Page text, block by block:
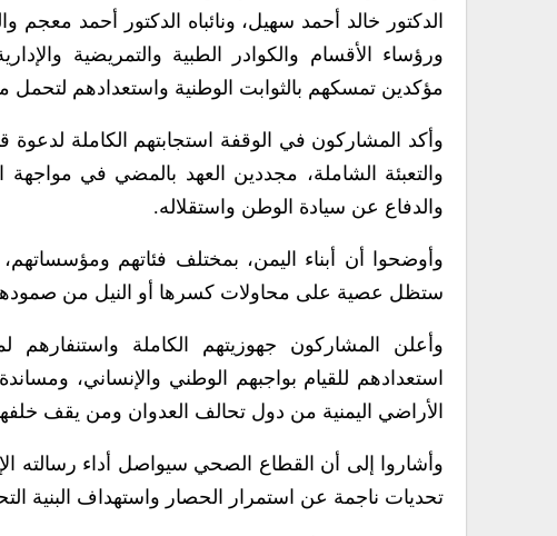
الدكتور خالد أحمد سهيل، ونائباه الدكتور أحمد معجم
ورؤساء الأقسام والكوادر الطبية والتمريضية
مؤكدين تمسكهم بالثوابت الوطنية واستعدادهم لتحمل
وأكد المشاركون في الوقفة استجابتهم الكاملة لدعوة
والتعبئة الشاملة، مجددين العهد بالمضي في مواجهة
والدفاع عن سيادة الوطن واستقلاله.
وأوضحوا أن أبناء اليمن، بمختلف فئاتهم
ستظل عصية على محاولات كسرها أو النيل من
وأعلن المشاركون جهوزيتهم الكاملة
استعدادهم للقيام بواجبهم الوطني والإنساني،
الأراضي اليمنية من دول تحالف العدوان ومن يقف
وأشاروا إلى أن القطاع الصحي سيواصل أداء رسالته
تحديات ناجمة عن استمرار الحصار واستهداف البنية